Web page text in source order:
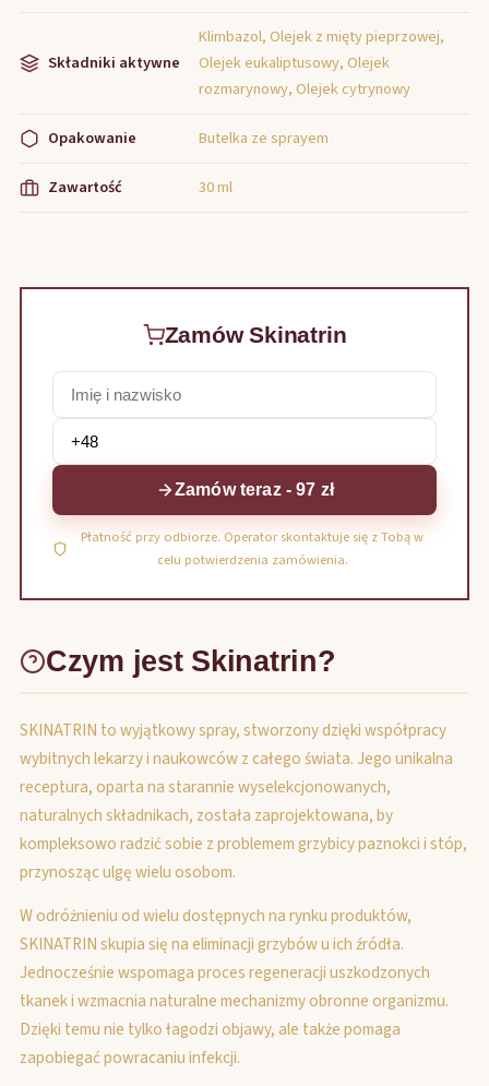
Składniki aktywne
Klimbazol, Olejek z mięty pieprzowej,
Olejek eukaliptusowy, Olejek
rozmarynowy, Olejek cytrynowy
Opakowanie Butelka ze sprayem
Zawartość 30 ml
Zamów Skinatrin
Zamów teraz - 97 zł
Płatność przy odbiorze. Operator skontaktuje się z Tobą w
celu potwierdzenia zamówienia.
Czym jest Skinatrin?
SKINATRIN to wyjątkowy spray, stworzony dzięki współpracy
wybitnych lekarzy i naukowców z całego świata. Jego unikalna
receptura, oparta na starannie wyselekcjonowanych,
naturalnych składnikach, została zaprojektowana, by
kompleksowo radzić sobie z problemem grzybicy paznokci i stóp,
przynosząc ulgę wielu osobom.
W odróżnieniu od wielu dostępnych na rynku produktów,
SKINATRIN skupia się na eliminacji grzybów u ich źródła.
Jednocześnie wspomaga proces regeneracji uszkodzonych
tkanek i wzmacnia naturalne mechanizmy obronne organizmu.
Dzięki temu nie tylko łagodzi objawy, ale także pomaga
zapobiegać powracaniu infekcji.